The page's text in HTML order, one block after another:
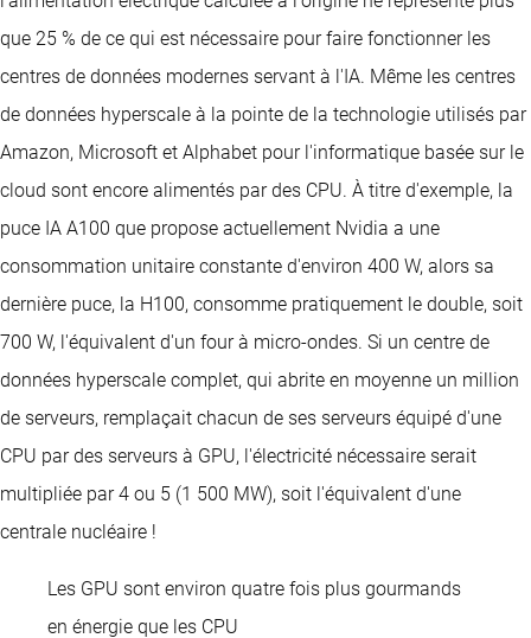
que 25 % de ce qui est nécessaire pour faire fonctionner les
centres de données modernes servant à l'IA. Même les centres
de données hyperscale à la pointe de la technologie utilisés par
Amazon, Microsoft et Alphabet pour l'informatique basée sur le
cloud sont encore alimentés par des CPU. À titre d'exemple, la
puce IA A100 que propose actuellement Nvidia a une
consommation unitaire constante d'environ 400 W, alors sa
dernière puce, la H100, consomme pratiquement le double, soit
700 W, l'équivalent d'un four à micro-ondes. Si un centre de
données hyperscale complet, qui abrite en moyenne un million
de serveurs, remplaçait chacun de ses serveurs équipé d'une
CPU par des serveurs à GPU, l'électricité nécessaire serait
multipliée par 4 ou 5 (1 500 MW), soit l'équivalent d'une
centrale nucléaire !
Les GPU sont environ quatre fois plus gourmands
en énergie que les CPU